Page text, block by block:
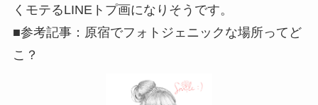
くモテるLINEトプ画になりそうです。
■参考記事：原宿でフォトジェニックな場所ってど
こ？